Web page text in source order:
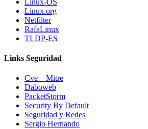
Linux.org
Netfilter
RafaLinux
TLDP-ES
Links Seguridad
Cve – Mitre
Daboweb
PacketStorm
Security By Default
Seguridad y Redes
Sergio Hernando